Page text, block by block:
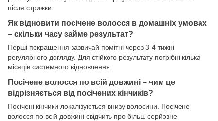
після стрижки.
Як відновити посічене волосся в домашніх умовах
– скільки часу займе результат?
Перші покращення зазвичай помітні через 3-4 тижні
регулярного догляду. Для стійкого результату потрібні кілька
місяців системного відновлення.
Посічене волосся по всій довжині – чим це
відрізняється від посічених кінчиків?
Посічені кінчики локалізуються внизу волосини. Посічене
волосся по всій довжині свідчить про більш серйозне